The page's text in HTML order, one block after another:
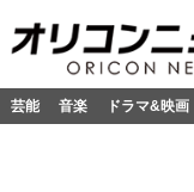
芸能 音楽 ドラマ&映画